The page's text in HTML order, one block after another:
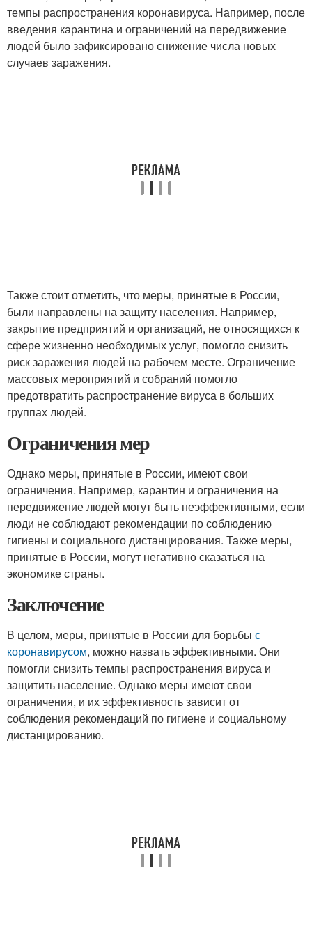
темпы распространения коронавируса. Например, после
введения карантина и ограничений на передвижение
людей было зафиксировано снижение числа новых
случаев заражения.
Также стоит отметить, что меры, принятые в России,
были направлены на защиту населения. Например,
закрытие предприятий и организаций, не относящихся к
сфере жизненно необходимых услуг, помогло снизить
риск заражения людей на рабочем месте. Ограничение
массовых мероприятий и собраний помогло
предотвратить распространение вируса в больших
группах людей.
Ограничения мер
Однако меры, принятые в России, имеют свои
ограничения. Например, карантин и ограничения на
передвижение людей могут быть неэффективными, если
люди не соблюдают рекомендации по соблюдению
гигиены и социального дистанцирования. Также меры,
принятые в России, могут негативно сказаться на
экономике страны.
Заключение
В целом, меры, принятые в России для борьбы с
коронавирусом, можно назвать эффективными. Они
помогли снизить темпы распространения вируса и
защитить население. Однако меры имеют свои
ограничения, и их эффективность зависит от
соблюдения рекомендаций по гигиене и социальному
дистанцированию.